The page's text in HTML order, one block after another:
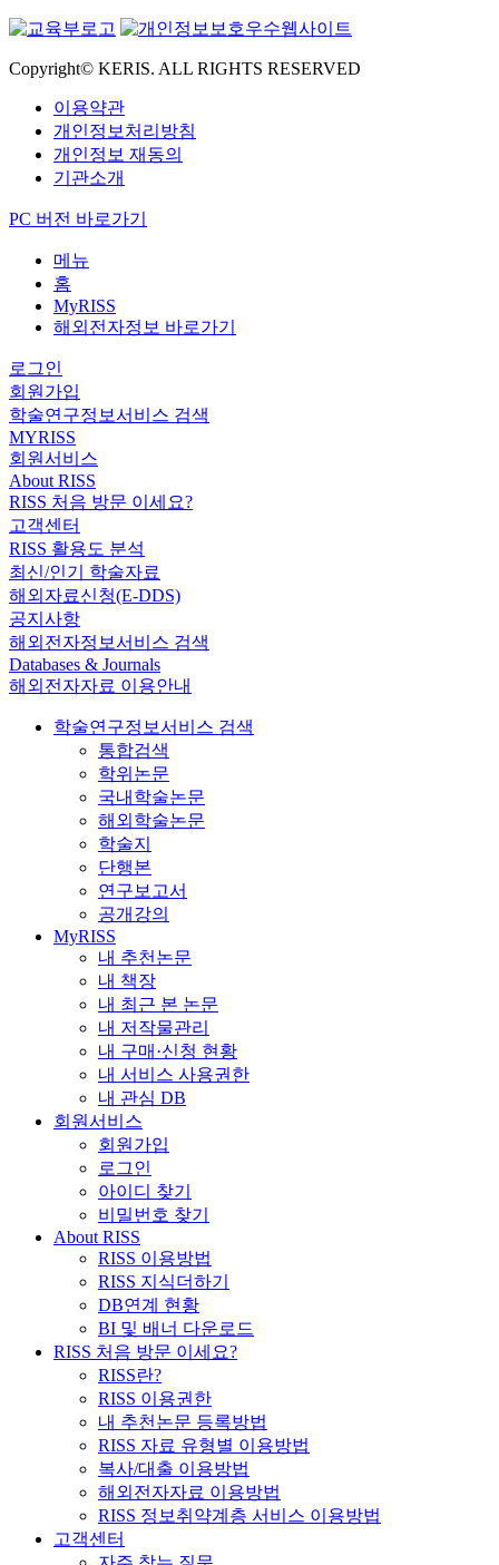
Copyright© KERIS. ALL RIGHTS RESERVED
이용약관
개인정보처리방침
개인정보 재동의
기관소개
PC 버전 바로가기
메뉴
홈
MyRISS
해외전자정보 바로가기
로그인
회원가입
학술연구정보서비스 검색
MYRISS
회원서비스
About RISS
RISS 처음 방문 이세요?
고객센터
RISS 활용도 분석
최신/인기 학술자료
해외자료신청(E-DDS)
공지사항
해외전자정보서비스 검색
Databases & Journals
해외전자자료 이용안내
학술연구정보서비스 검색
통합검색
학위논문
국내학술논문
해외학술논문
학술지
단행본
연구보고서
공개강의
MyRISS
내 추천논문
내 책장
내 최근 본 논문
내 저작물관리
내 구매·신청 현황
내 서비스 사용권한
내 관심 DB
회원서비스
회원가입
로그인
아이디 찾기
비밀번호 찾기
About RISS
RISS 이용방법
RISS 지식더하기
DB연계 현황
BI 및 배너 다운로드
RISS 처음 방문 이세요?
RISS란?
RISS 이용권한
내 추천논문 등록방법
RISS 자료 유형별 이용방법
복사/대출 이용방법
해외전자자료 이용방법
RISS 정보취약계층 서비스 이용방법
고객센터